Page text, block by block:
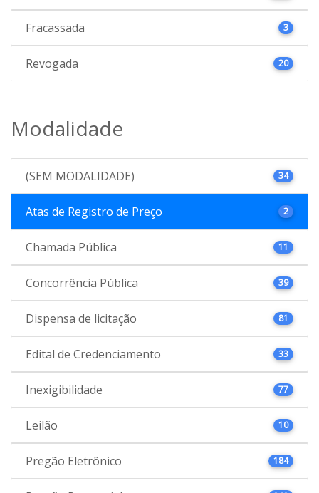
Fracassada 3
Revogada 20
Modalidade
(SEM MODALIDADE) 34
Atas de Registro de Preço 2
Chamada Pública 11
Concorrência Pública 39
Dispensa de licitação 81
Edital de Credenciamento 33
Inexigibilidade 77
Leilão 10
Pregão Eletrônico 184